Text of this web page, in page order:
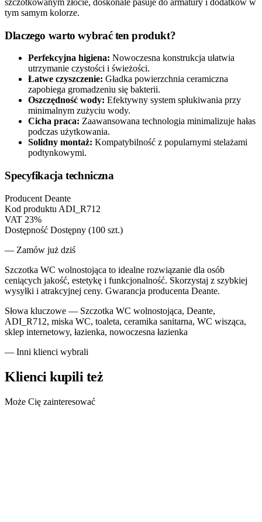
tym samym kolorze.
Dlaczego warto wybrać ten produkt?
Perfekcyjna higiena: Nowoczesna konstrukcja ułatwia
utrzymanie czystości i świeżości.
Łatwe czyszczenie: Gładka powierzchnia ceramiczna
zapobiega gromadzeniu się bakterii.
Oszczędność wody: Efektywny system spłukiwania przy
minimalnym zużyciu wody.
Cicha praca: Zaawansowana technologia minimalizuje hałas
podczas użytkowania.
Solidny montaż: Kompatybilność z popularnymi stelażami
podtynkowymi.
Specyfikacja techniczna
Producent Deante
Kod produktu ADI_R712
VAT 23%
Dostępność Dostępny (100 szt.)
— Zamów już dziś
Szczotka WC wolnostojąca to idealne rozwiązanie dla osób
ceniących jakość, estetykę i funkcjonalność. Skorzystaj z szybkiej
wysyłki i atrakcyjnej ceny. Gwarancja producenta Deante.
Słowa kluczowe — Szczotka WC wolnostojąca, Deante,
ADI_R712, miska WC, toaleta, ceramika sanitarna, WC wisząca,
sklep internetowy, łazienka, nowoczesna łazienka
— Inni klienci wybrali
Klienci kupili też
Może Cię zainteresować